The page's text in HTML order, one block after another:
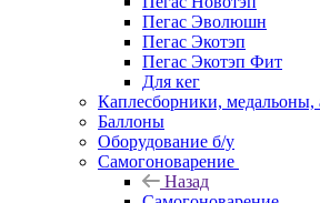
Пегас Эволюшн
Пегас Экотэп
Пегас Экотэп Фит
Для кег
Каплесборники, медальоны,
Баллоны
Оборудование б/у
Самогоноварение
Назад